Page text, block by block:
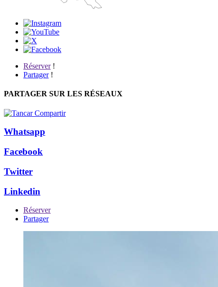
Réserver !
Partager !
PARTAGER SUR LES RÉSEAUX
Whatsapp
Facebook
Twitter
Linkedin
Réserver
Partager